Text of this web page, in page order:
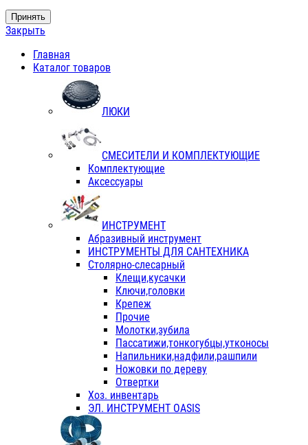
Принять
Закрыть
Главная
Каталог товаров
ЛЮКИ
СМЕСИТЕЛИ И КОМПЛЕКТУЮЩИЕ
Комплектующие
Аксессуары
ИНСТРУМЕНТ
Абразивный инструмент
ИНСТРУМЕНТЫ ДЛЯ САНТЕХНИКА
Столярно-слесарный
Клещи,кусачки
Ключи,головки
Крепеж
Прочие
Молотки,зубила
Пассатижи,тонкогубцы,утконосы
Напильники,надфили,рашпили
Ножовки по дереву
Отвертки
Хоз. инвентарь
ЭЛ. ИНСТРУМЕНТ OASIS